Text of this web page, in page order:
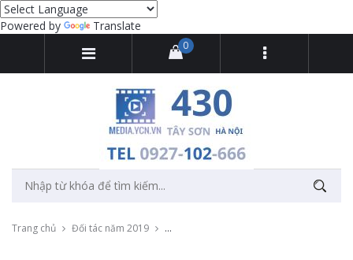
Powered by Translate
0
Trang chủ Đối tác năm 2019 Thu âm quảng cáo cho clip của Tinh dầu